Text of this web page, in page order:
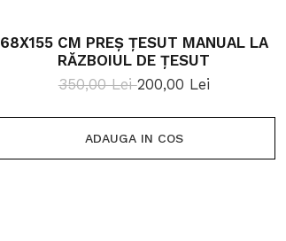
68X155 CM PREȘ ȚESUT MANUAL LA
RĂZBOIUL DE ȚESUT
350,00 Lei200,00 Lei
ADAUGA IN COS